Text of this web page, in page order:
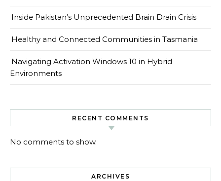
Inside Pakistan’s Unprecedented Brain Drain Crisis
Healthy and Connected Communities in Tasmania
Navigating Activation Windows 10 in Hybrid
Environments
RECENT COMMENTS
No comments to show.
ARCHIVES